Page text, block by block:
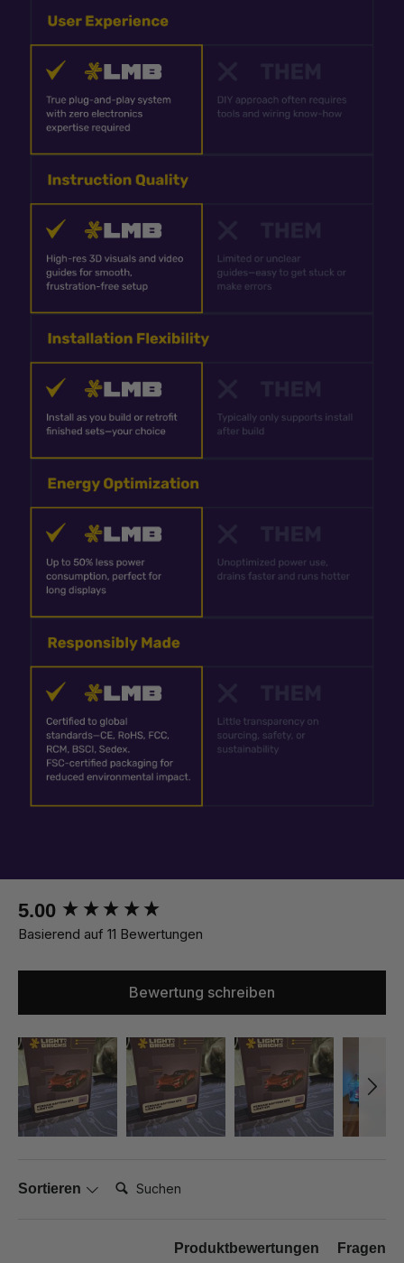
5.00
Basierend auf 11 Bewertungen
Bewertung schreiben
Sortieren Suchen:
Produktbewertungen Fragen
New content loaded